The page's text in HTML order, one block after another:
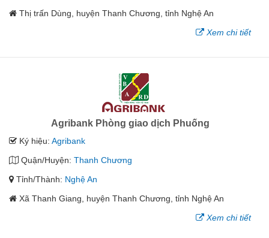
Thị trấn Dùng, huyện Thanh Chương, tỉnh Nghệ An
Xem chi tiết
Agribank Phòng giao dịch Phuống
Ký hiệu: Agribank
Quận/Huyện: Thanh Chương
Tỉnh/Thành: Nghệ An
Xã Thanh Giang, huyện Thanh Chương, tỉnh Nghệ An
Xem chi tiết